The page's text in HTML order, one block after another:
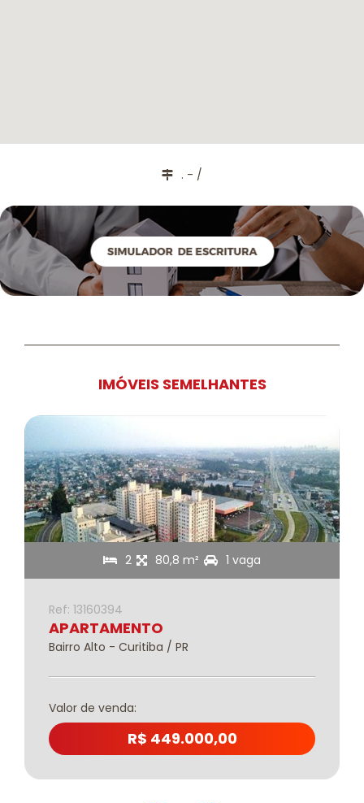
. - /
IMÓVEIS SEMELHANTES
2 80,8 m² 1 vaga
Ref: 13160394
APARTAMENTO
Bairro Alto - Curitiba / PR
Valor de venda:
R$ 449.000,00